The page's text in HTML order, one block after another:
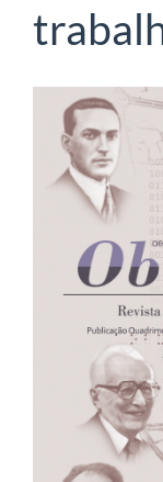
Barra
lateral
de
artigos